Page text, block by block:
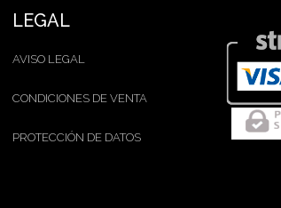
LEGAL
AVISO LEGAL
CONDICIONES DE VENTA
PROTECCIÓN DE DATOS